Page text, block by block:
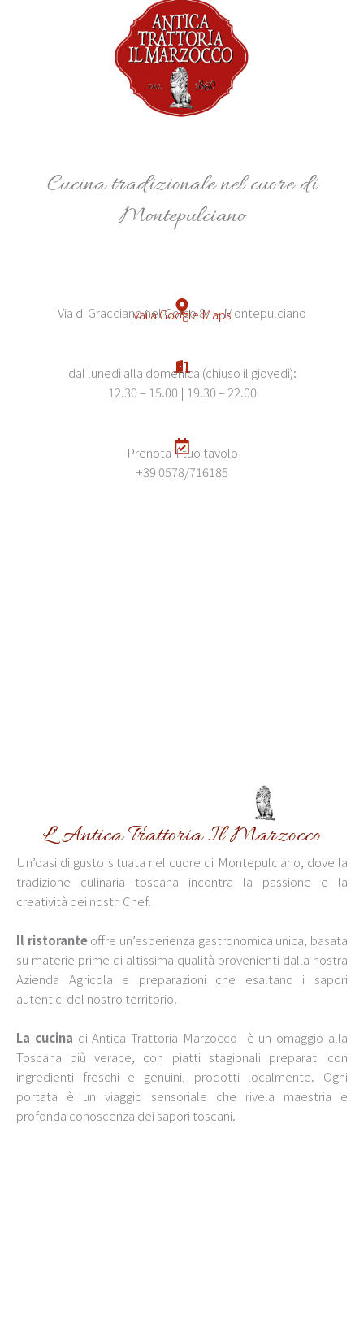
Cucina tradizionale nel cuore di
Montepulciano
Via di Gracciano nel Corso 84 – Montepulciano
vai a Google Maps
dal lunedì alla domenica (chiuso il giovedì):
12.30 – 15.00 | 19.30 – 22.00
Prenota il tuo tavolo
+39 0578/716185
L' Antica Trattoria Il Marzocco
Un’oasi di gusto situata nel cuore di Montepulciano, dove la
tradizione culinaria toscana incontra la passione e la
creatività dei nostri Chef.
Il ristoranteoffre un’esperienza gastronomica unica, basata
su materie prime di altissima qualità provenienti dalla nostra
Azienda Agricola e preparazioni che esaltano i sapori
autentici del nostro territorio.
La cucina di Antica Trattoria Marzocco è un omaggio alla
Toscana più verace, con piatti stagionali preparati con
ingredienti freschi e genuini, prodotti localmente. Ogni
portata è un viaggio sensoriale che rivela maestria e
profonda conoscenza dei sapori toscani.